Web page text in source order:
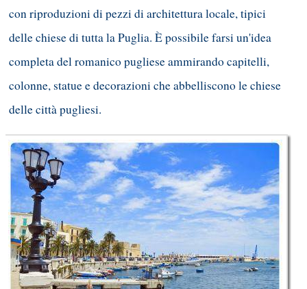
con riproduzioni di pezzi di architettura locale, tipici
delle chiese di tutta la Puglia. È possibile farsi un'idea
completa del romanico pugliese ammirando capitelli,
colonne, statue e decorazioni che abbelliscono le chiese
delle città pugliesi.